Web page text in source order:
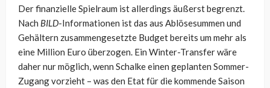
Der finanzielle Spielraum ist allerdings äußerst begrenzt.
Nach BILD-Informationen ist das aus Ablösesummen und
Gehältern zusammengesetzte Budget bereits um mehr als
eine Million Euro überzogen. Ein Winter-Transfer wäre
daher nur möglich, wenn Schalke einen geplanten Sommer-
Zugang vorzieht – was den Etat für die kommende Saison